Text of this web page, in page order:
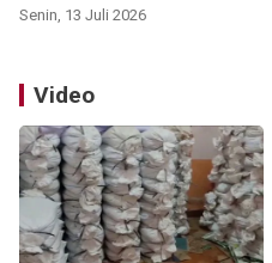
Senin, 13 Juli 2026
Video